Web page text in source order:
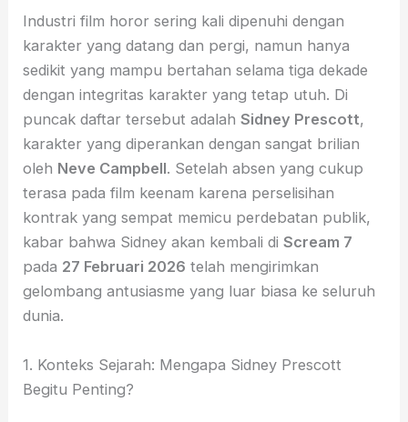
Industri film horor sering kali dipenuhi dengan
karakter yang datang dan pergi, namun hanya
sedikit yang mampu bertahan selama tiga dekade
dengan integritas karakter yang tetap utuh. Di
puncak daftar tersebut adalahSidney Prescott,
karakter yang diperankan dengan sangat brilian
oleh Neve Campbell. Setelah absen yang cukup
terasa pada film keenam karena perselisihan
kontrak yang sempat memicu perdebatan publik,
kabar bahwa Sidney akan kembali diScream 7
pada 27 Februari 2026 telah mengirimkan
gelombang antusiasme yang luar biasa ke seluruh
dunia.
1. Konteks Sejarah: Mengapa Sidney Prescott
Begitu Penting?